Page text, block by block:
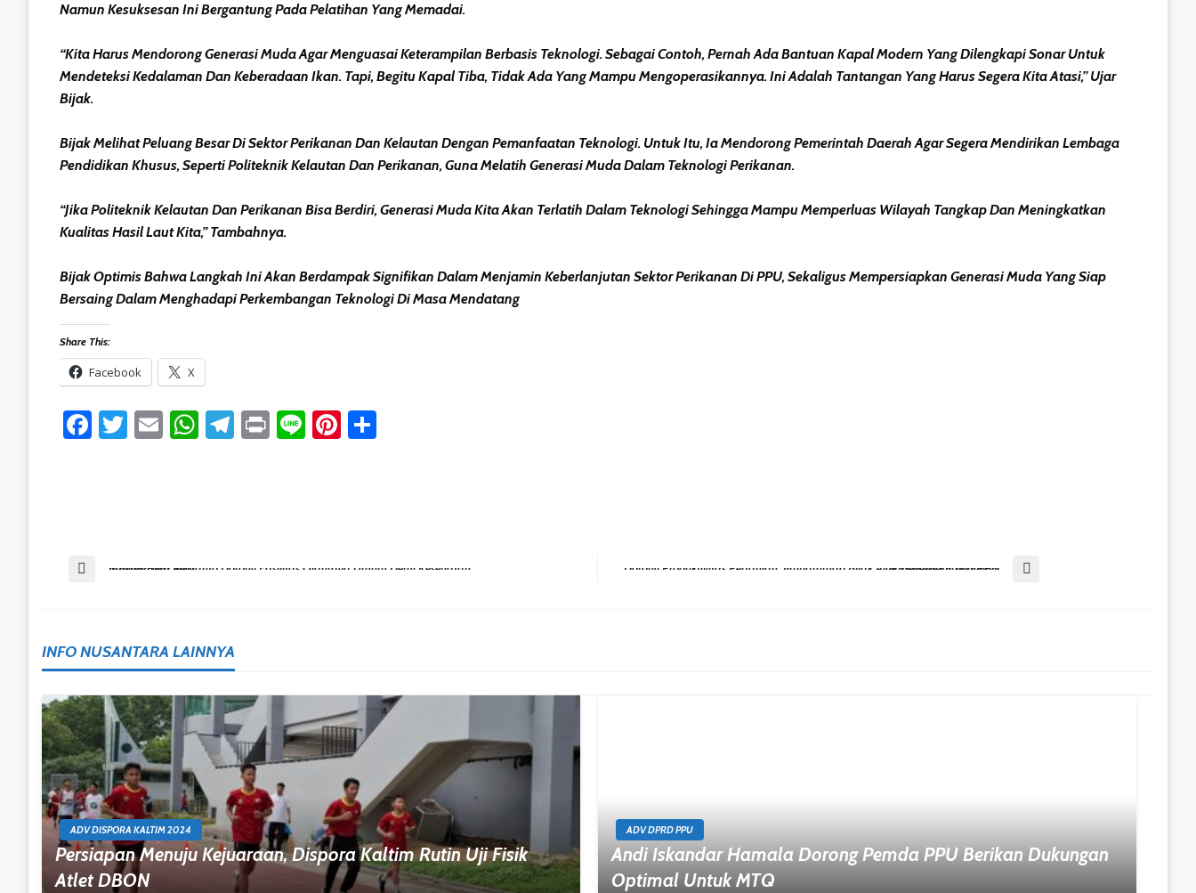
Namun Kesuksesan Ini Bergantung Pada Pelatihan Yang Memadai.
“Kita Harus Mendorong Generasi Muda Agar Menguasai Keterampilan Berbasis Teknologi. Sebagai Contoh, Pernah Ada Bantuan Kapal Modern Yang Dilengkapi Sonar Untuk
Mendeteksi Kedalaman Dan Keberadaan Ikan. Tapi, Begitu Kapal Tiba, Tidak Ada Yang Mampu Mengoperasikannya. Ini Adalah Tantangan Yang Harus Segera Kita Atasi,” Ujar
Bijak.
Bijak Melihat Peluang Besar Di Sektor Perikanan Dan Kelautan Dengan Pemanfaatan Teknologi. Untuk Itu, Ia Mendorong Pemerintah Daerah Agar Segera Mendirikan Lembaga
Pendidikan Khusus, Seperti Politeknik Kelautan Dan Perikanan, Guna Melatih Generasi Muda Dalam Teknologi Perikanan.
“Jika Politeknik Kelautan Dan Perikanan Bisa Berdiri, Generasi Muda Kita Akan Terlatih Dalam Teknologi Sehingga Mampu Memperluas Wilayah Tangkap Dan Meningkatkan
Kualitas Hasil Laut Kita,” Tambahnya.
Bijak Optimis Bahwa Langkah Ini Akan Berdampak Signifikan Dalam Menjamin Keberlanjutan Sektor Perikanan Di PPU, Sekaligus Mempersiapkan Generasi Muda Yang Siap
Bersaing Dalam Menghadapi Perkembangan Teknologi Di Masa Mendatang
Share This:
Facebook X
Facebook
Twitter
EmailWhatsApp
Telegram
PrintLinePinterest
Post
Previous Post Irawan Heru Suryanto Dorong Fasilitas Olahraga Umum Demi Kesehatan Masyarakat PPU Next Post Dorong Produktivitas Pertanian, Muhammad Bijak Ajak Generasi Muda PPU Manfaatkan Teknologi
INFO NUSANTARA LAINNYA
ADV DISPORA KALTIM 2024
Persiapan Menuju Kejuaraan, Dispora Kaltim Rutin Uji Fisik
Atlet DBON
ADV DPRD PPU
Andi Iskandar Hamala Dorong Pemda PPU Berikan Dukungan
Optimal Untuk MTQ